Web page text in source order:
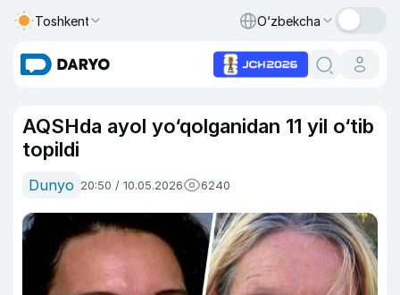
Toshkent O‘zbekcha
AQSHda ayol yo‘qolganidan 11 yil o‘tib
topildi
Dunyo 20:50 / 10.05.2026 6240